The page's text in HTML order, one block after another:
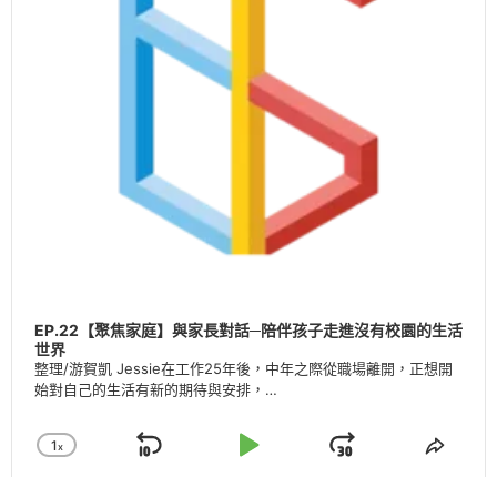
EP.22【聚焦家庭】與家長對話─陪伴孩子走進沒有校園的生活
世界
整理/游賀凱 Jessie在工作25年後，中年之際從職場離開，正想開
始對自己的生活有新的期待與安排，…
Change
1X
Skip
Play
Jump
Share